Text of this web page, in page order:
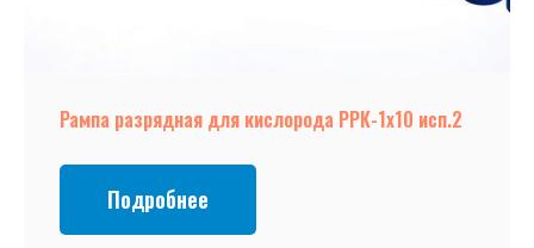
Рампа разрядная для кислорода РРК-1х10 исп.2
Подробнее